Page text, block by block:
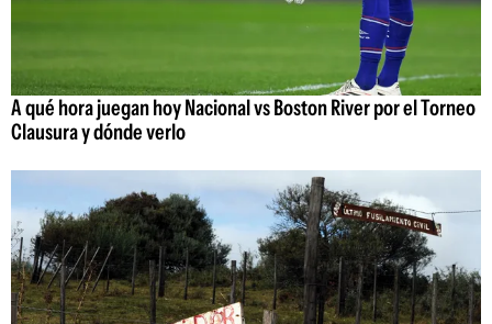
A qué hora juegan hoy Nacional vs Boston River por el Torneo
Clausura y dónde verlo